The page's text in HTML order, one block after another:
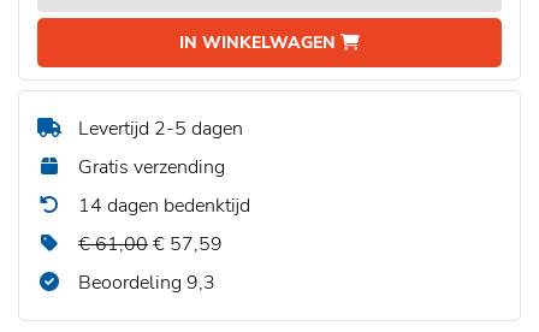
IN WINKELWAGEN
Levertijd 2-5 dagen
Gratis verzending
14 dagen bedenktijd
€ 61,00€ 57,59
Beoordeling 9,3